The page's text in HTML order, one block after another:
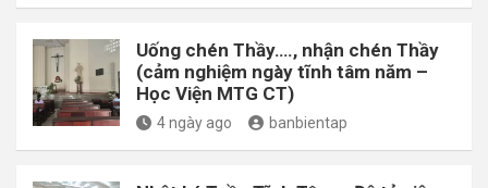
Uống chén Thầy…., nhận chén Thầy
(cảm nghiệm ngày tĩnh tâm năm –
Học Viện MTG CT)
4 ngày ago banbientap